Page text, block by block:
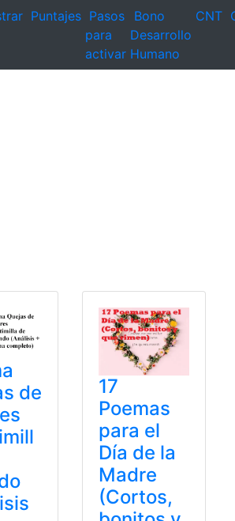
Puntajes Pasos
para
activar
Bono
Desarrollo
Humano
CNT
de
17
Poemas
para el
Día de la
Madre
(Cortos,